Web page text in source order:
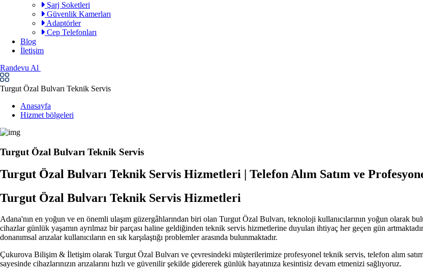
Şarj Soketleri
Güvenlik Kamerları
Adaptörler
Cep Telefonları
Blog
İletişim
Randevu Al
Turgut Özal Bulvarı Teknik Servis
Anasayfa
Hizmet bölgeleri
Turgut Özal Bulvarı Teknik Servis
Turgut Özal Bulvarı Teknik Servis Hizmetleri | Telefon Alım Satım ve
Turgut Özal Bulvarı Teknik Servis Hizmetleri
Adana'nın en yoğun ve en önemli ulaşım güzergâhlarından biri olan Turgut Özal Bulvarı, teknoloji kullanıcılarının yoğun olarak
cihazlar günlük yaşamın ayrılmaz bir parçası haline geldiğinden teknik servis hizmetlerine duyulan ihtiyaç her geçen gün
donanımsal arızalar kullanıcıların en sık karşılaştığı problemler arasında bulunmaktadır.
Çukurova Bilişim & İletişim olarak Turgut Özal Bulvarı ve çevresindeki müşterilerimize profesyonel teknik servis, telefon alım
sayesinde cihazlarınızın arızalarını hızlı ve güvenilir şekilde gidererek günlük hayatınıza kesintisiz devam etmenizi sağlıyoruz.